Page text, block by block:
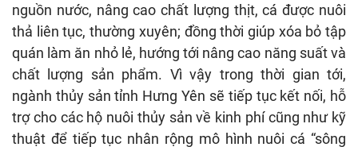
nguồn nước, nâng cao chất lượng thịt, cá được nuôi
thả liên tục, thường xuyên; đồng thời giúp xóa bỏ tập
quán làm ăn nhỏ lẻ, hướng tới nâng cao năng suất và
chất lượng sản phẩm. Vì vậy trong thời gian tới,
ngành thủy sản tỉnh Hưng Yên sẽ tiếp tục kết nối, hỗ
trợ cho các hộ nuôi thủy sản về kinh phí cũng như kỹ
thuật để tiếp tục nhân rộng mô hình nuôi cá “sông